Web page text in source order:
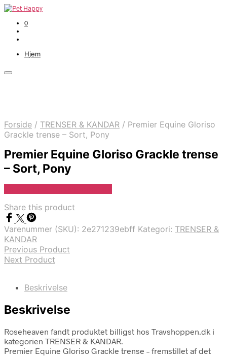
0
Hjem
Forside / TRENSER & KANDAR / Premier Equine Gloriso
Grackle trense – Sort, Pony
Premier Equine Gloriso Grackle trense
– Sort, Pony
Share this product
Varenummer (SKU): 2e271239ebff Kategori: TRENSER &
KANDAR
Previous Product
Next Product
Beskrivelse
Beskrivelse
Roseheaven fandt produktet billigst hos Travshoppen.dk i
kategorien TRENSER & KANDAR.
Premier Equine Gloriso Grackle trense – fremstillet af det